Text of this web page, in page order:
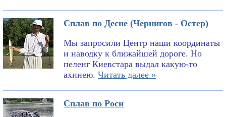
Сплав по Десне (Чернигов - Остер)
Мы запросили Центр наши координаты
и наводку к ближайшей дороге. Но
пеленг Киевстара выдал какую-то
ахинею. Читать далее »
Сплав по Роси